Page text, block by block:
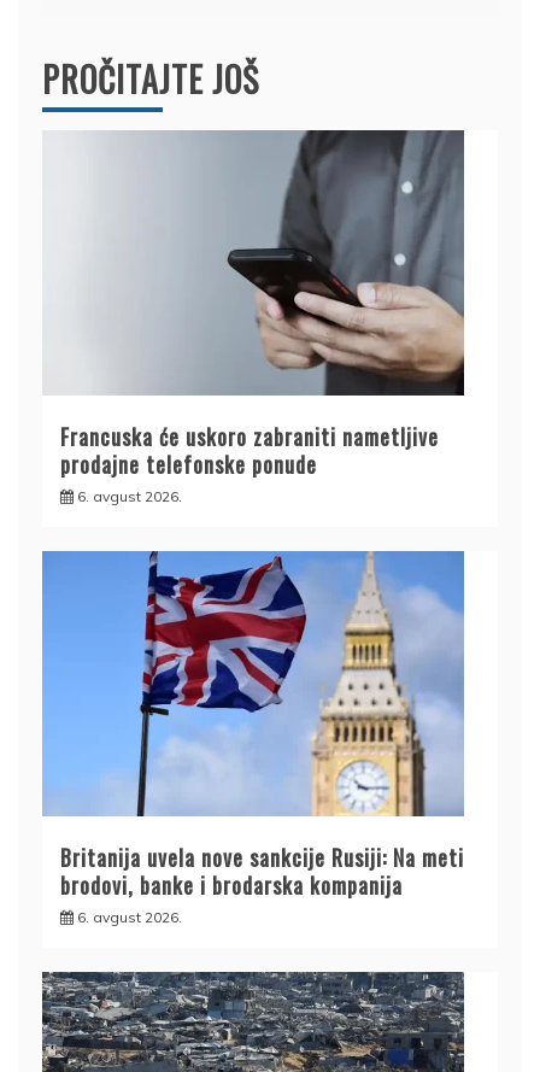
PROČITAJTE JOŠ
Francuska će uskoro zabraniti nametljive
prodajne telefonske ponude
6. avgust 2026.
Britanija uvela nove sankcije Rusiji: Na meti
brodovi, banke i brodarska kompanija
6. avgust 2026.